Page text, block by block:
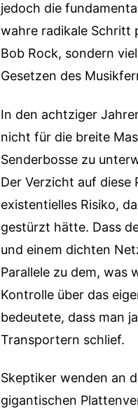
jedoch die
wahre radikale Schritt
Bob Rock, sondern
Gesetzen des
In den achtziger
nicht für die breite
Senderbosse zu
Der Verzicht auf
existentielles Risiko,
gestürzt hätte. Dass
und einem dichten
Parallele zu dem, was
Kontrolle über das
bedeutete, dass man
Transportern schlief.
Skeptiker wenden an
gigantischen